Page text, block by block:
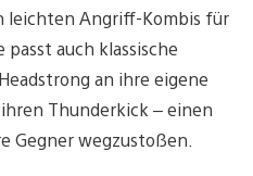
leichten Angriff-Kombis für
auch klassische
an ihre eigene
Thunderkick – einen
Gegner wegzustoßen.